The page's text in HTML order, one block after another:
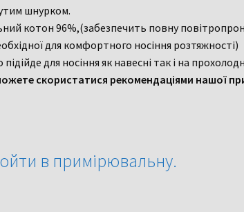
шнурком.
котон 96%,(забезпечить повну
для комфортного носіння розтяжності)
для носіння як навесні так і на
скористатися рекомендаціями нашої
в примірювальну.